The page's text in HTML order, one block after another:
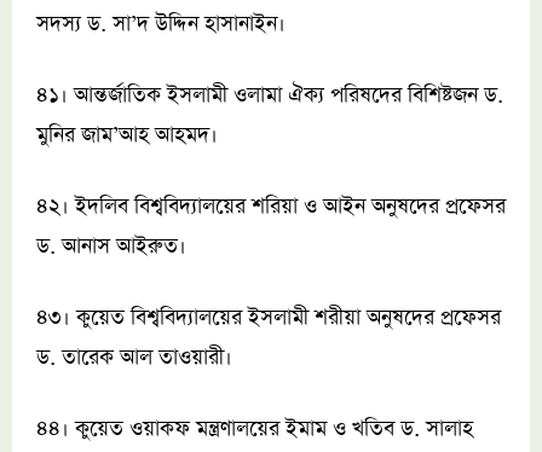
সদস্য ড. সা’দ উদ্দিন হাসানাইন।
৪১। আন্তর্জাতিক ইসলামী ওলামা ঐক্য পরিষদের বিশিষ্টজন ড.
মুনির জাম’আহ আহমদ।
৪২। ইদলিব বিশ্ববিদ্যালয়ের শরিয়া ও আইন অনুষদের প্রফেসর
ড. আনাস আইরুত।
৪৩। কুয়েত বিশ্ববিদ্যালয়ের ইসলামী শরীয়া অনুষদের প্রফেসর
ড. তারেক আল তাওয়ারী।
৪৪। কুয়েত ওয়াকফ মন্ত্রণালয়ের ইমাম ও খতিব ড. সালাহ